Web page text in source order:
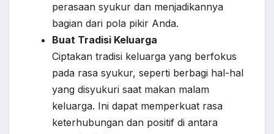
perasaan syukur dan menjadikannya
bagian dari pola pikir Anda.
Buat Tradisi Keluarga
Ciptakan tradisi keluarga yang berfokus
pada rasa syukur, seperti berbagi hal-hal
yang disyukuri saat makan malam
keluarga. Ini dapat memperkuat rasa
keterhubungan dan positif di antara